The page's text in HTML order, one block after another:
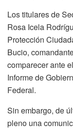
Los titulares de
Rosa Icela
Protección
Bucio,
comparecer ante
Informe de
Federal.
Sin embargo, de
pleno una